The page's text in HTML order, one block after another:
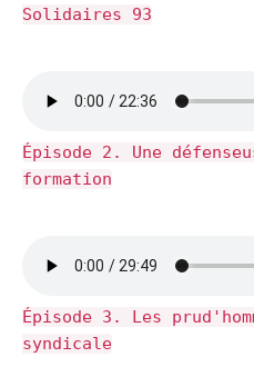
Solidaires 93
Épisode 2. Une
formation
Épisode 3. Les
syndicale